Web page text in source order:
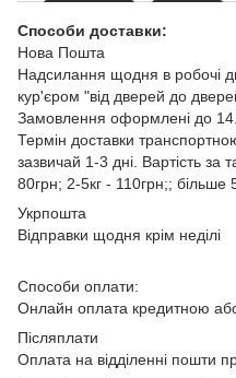
Способи доставки:
Нова Пошта
Надсилання щодня в робочі
кур'єром "від дверей до
Замовлення оформлені до
Термін доставки
зазвичай 1-3 дні. Вартість
80грн; 2-5кг - 110грн;; більше
Укрпошта
Відправки щодня крім неділі
Способи оплати:
Онлайн оплата кредитною
Післяплати
Оплата на відділенні пошти